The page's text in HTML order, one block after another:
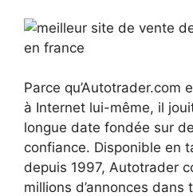
Parce qu’Autotrader.com
à Internet lui-même, il
longue date fondée sur
confiance. Disponible en
depuis 1997, Autotrader
millions d’annonces